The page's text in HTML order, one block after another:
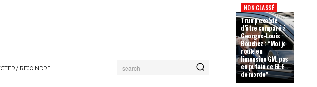
/ REJOINDRE search
NON CLASSÉ
Trump excédé
d’être comparé à
Georges-Louis
Bouchez : “Moi je
roule en
limousine GM, pas
en putain de GLE
de merde”